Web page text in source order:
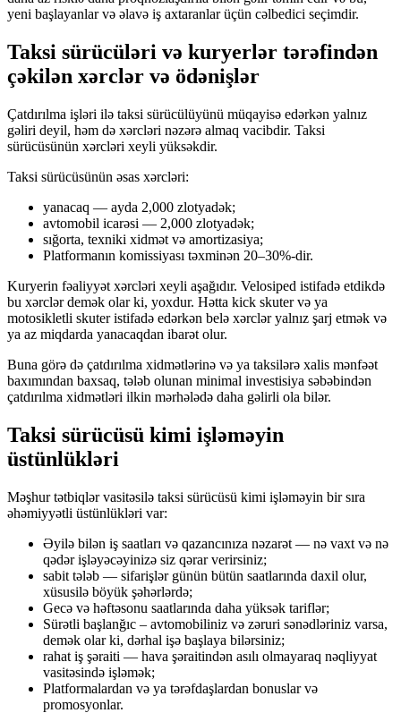
yeni başlayanlar və əlavə iş axtaranlar üçün cəlbedici seçimdir.
Taksi sürücüləri və kuryerlər tərəfindən
çəkilən xərclər və ödənişlər
Çatdırılma işləri ilə taksi sürücülüyünü müqayisə edərkən yalnız
gəliri deyil, həm də xərcləri nəzərə almaq vacibdir. Taksi
sürücüsünün xərcləri xeyli yüksəkdir.
Taksi sürücüsünün əsas xərcləri:
yanacaq — ayda 2,000 zlotyadək;
avtomobil icarəsi — 2,000 zlotyadək;
sığorta, texniki xidmət və amortizasiya;
Platformanın komissiyası təxminən 20–30%-dir.
Kuryerin fəaliyyət xərcləri xeyli aşağıdır. Velosiped istifadə etdikdə
bu xərclər demək olar ki, yoxdur. Hətta kick skuter və ya
motosikletli skuter istifadə edərkən belə xərclər yalnız şarj etmək və
ya az miqdarda yanacaqdan ibarət olur.
Buna görə də çatdırılma xidmətlərinə və ya taksilərə xalis mənfəət
baxımından baxsaq, tələb olunan minimal investisiya səbəbindən
çatdırılma xidmətləri ilkin mərhələdə daha gəlirli ola bilər.
Taksi sürücüsü kimi işləməyin
üstünlükləri
Məşhur tətbiqlər vasitəsilə taksi sürücüsü kimi işləməyin bir sıra
əhəmiyyətli üstünlükləri var:
Əyilə bilən iş saatları və qazancınıza nəzarət — nə vaxt və nə
qədər işləyəcəyinizə siz qərar verirsiniz;
sabit tələb — sifarişlər günün bütün saatlarında daxil olur,
xüsusilə böyük şəhərlərdə;
Gecə və həftəsonu saatlarında daha yüksək tariflər;
Sürətli başlanğıc – avtomobiliniz və zəruri sənədləriniz varsa,
demək olar ki, dərhal işə başlaya bilərsiniz;
rahat iş şəraiti — hava şəraitindən asılı olmayaraq nəqliyyat
vasitəsində işləmək;
Platformalardan və ya tərəfdaşlardan bonuslar və
promosyonlar.